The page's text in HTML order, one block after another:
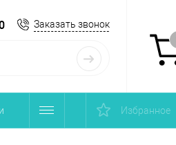
Заказать звонок
Избранное